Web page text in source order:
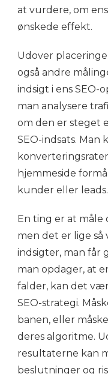
at vurdere, om
ønskede effekt.
Udover
også andre
indsigt i ens SEO-
man analysere
om den er steget
SEO-indsats. Man
hjemmeside
kunder eller leads.
En ting er at måle
men det er lige
indsigter, man får
man opdager, at
falder, kan det
SEO-strategi.
banen, eller
deres algoritme.
resultaterne kan
beslutninger og